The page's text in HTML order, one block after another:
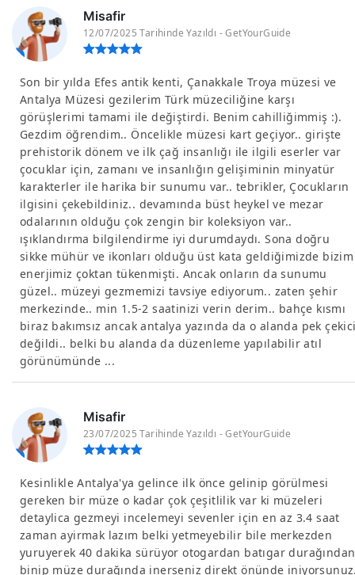
Misafir
12/07/2025 Tarihinde Yazıldı - GetYourGuide
Son bir yılda Efes antik kenti, Çanakkale Troya müzesi ve
Antalya Müzesi gezilerim Türk müzeciliğine karşı
görüşlerimi tamami ile değiştirdi. Benim cahilliğimmiş :).
Gezdim öğrendim.. Öncelikle müzesi kart geçiyor.. girişte
prehistorik dönem ve ilk çağ insanlığı ile ilgili eserler var
çocuklar için, zamanı ve insanlığın gelişiminin minyatür
karakterler ile harika bir sunumu var.. tebrikler, Çocukların
ilgisini çekebildiniz.. devamında büst heykel ve mezar
odalarının olduğu çok zengin bir koleksiyon var..
ışıklandırma bilgilendirme iyi durumdaydı. Sona doğru
sikke mühür ve ikonları olduğu üst kata geldiğimizde bizim
enerjimiz çoktan tükenmişti. Ancak onların da sunumu
güzel.. müzeyi gezmemizi tavsiye ediyorum.. zaten şehir
merkezinde.. min 1.5-2 saatinizi verin derim.. bahçe kısmı
biraz bakımsız ancak antalya yazında da o alanda pek
değildi.. belki bu alanda da düzenleme yapılabilir atıl
görünümünde ...
Misafir
23/07/2025 Tarihinde Yazıldı - GetYourGuide
Kesinlikle Antalya'ya gelince ilk önce gelinip görülmesi
gereken bir müze o kadar çok çeşitlilik var ki müzeleri
detaylica gezmeyi incelemeyi sevenler için en az 3.4 saat
zaman ayirmak lazım belki yetmeyebilir bile merkezden
yuruyerek 40 dakika sürüyor otogardan batıgar durağından
binip müze durağında inerseniz direkt önünde